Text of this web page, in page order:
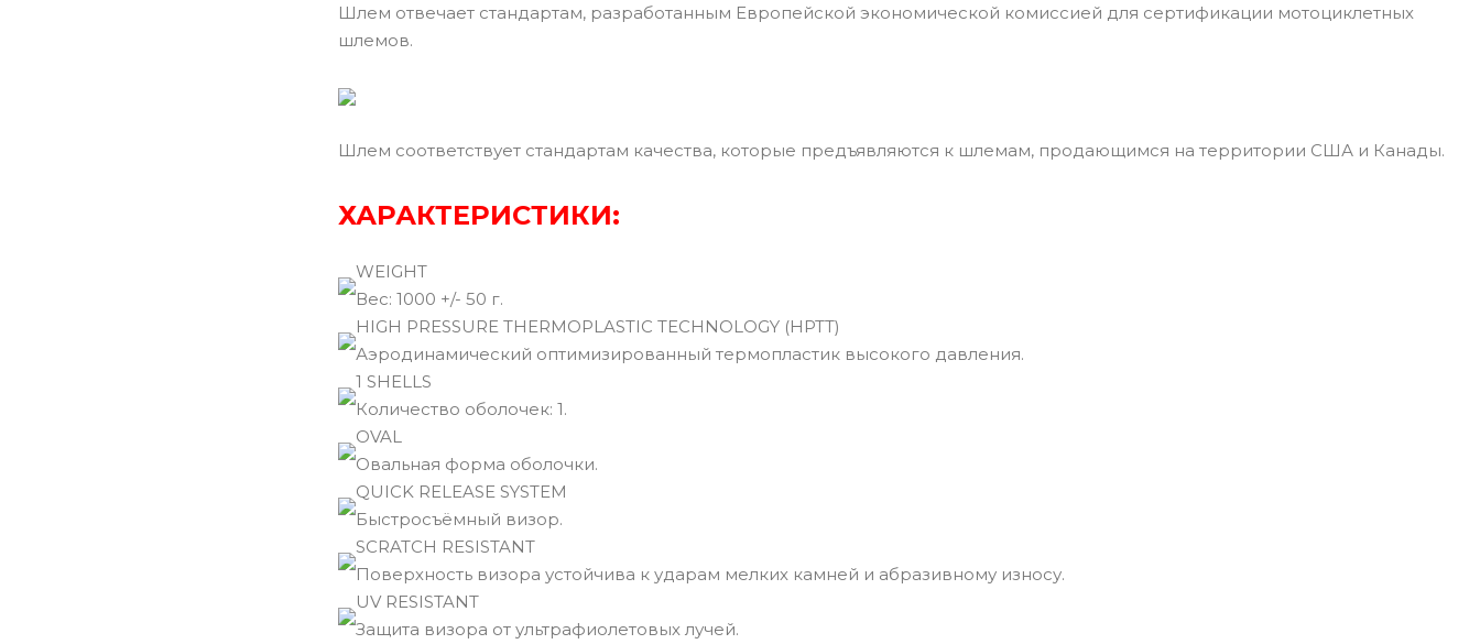
Шлем отвечает стандартам, разработанным Европейской экономической комиссией для сертификации мотоциклетных
шлемов.
Шлем соответствует стандартам качества, которые предъявляются к шлемам, продающимся на территории США и Канады.
ХАРАКТЕРИСТИКИ:
WEIGHT
Вec: 1000 +/- 50 г.
HIGH PRESSURE THERMOPLASTIC TECHNOLOGY (HPTT)
Аэродинамический оптимизированный термопластик высокого давления.
1 SHELLS
Количество оболочек: 1.
OVAL
Овальная форма оболочки.
QUICK RELEASE SYSTEM
Быстросъёмный визор.
SCRATCH RESISTANT
Поверхность визора устойчива к ударам мелких камней и абразивному износу.
UV RESISTANT
Защита визора от ультрафиолетовых лучей.